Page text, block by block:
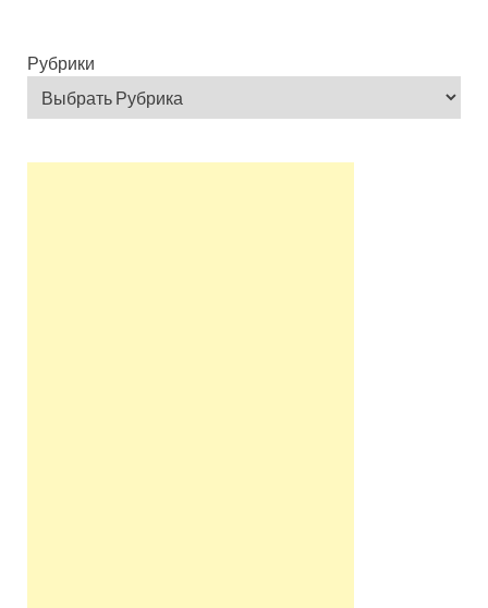
Рубрики